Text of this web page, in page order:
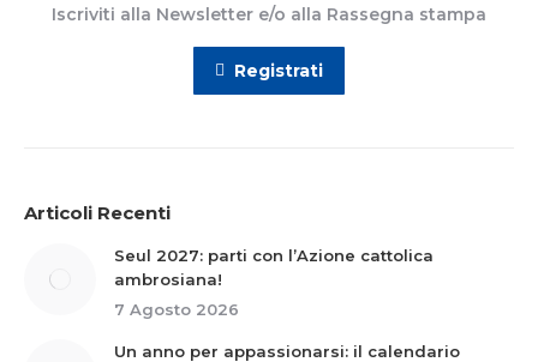
Iscriviti alla Newsletter e/o alla Rassegna stampa
Registrati
Articoli Recenti
Seul 2027: parti con l’Azione cattolica
ambrosiana!
7 Agosto 2026
Un anno per appassionarsi: il calendario